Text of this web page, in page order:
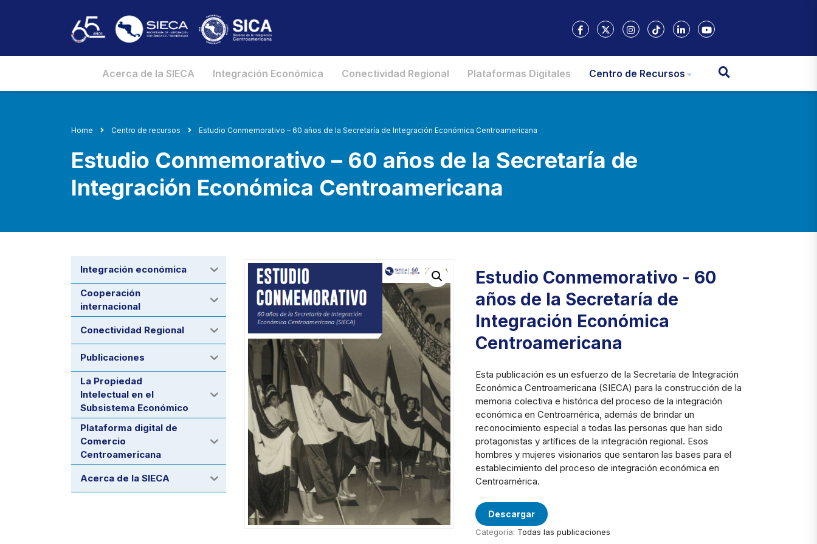
Acerca de la SIECA Integración Económica Conectividad Regional Plataformas Digitales Centro de Recursos
Home Centro de recursos Estudio Conmemorativo – 60 años de la Secretaría de Integración Económica Centroamericana
Estudio Conmemorativo – 60 años de la Secretaría de
Integración Económica Centroamericana
Estudio Conmemorativo - 60
años de la Secretaría de
Integración Económica
Centroamericana
Esta publicación es un esfuerzo de la Secretaría de Integración
Económica Centroamericana (SIECA) para la construcción de la
memoria colectiva e histórica del proceso de la integración
económica en Centroamérica, además de brindar un
reconocimiento especial a todas las personas que han sido
protagonistas y artífices de la integración regional. Esos
hombres y mujeres visionarios que sentaron las bases para el
establecimiento del proceso de integración económica en
Centroamérica.
Descargar
Categoría: Todas las publicaciones
Integración económica
Cooperación
internacional
Conectividad Regional
Publicaciones
La Propiedad
Intelectual en el
Subsistema Económico
Plataforma digital de
Comercio
Centroamericana
Acerca de la SIECA